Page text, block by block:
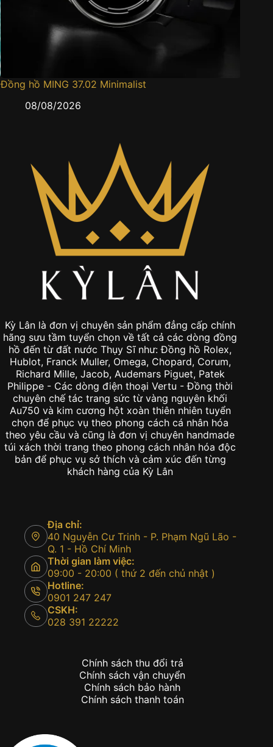
Đồng hồ MING 37.02 Minimalist
08/08/2026
Kỳ Lân là đơn vị chuyên sản phẩm đẳng cấp chính
hãng sưu tầm tuyển chọn về tất cả các dòng đồng
hồ đến từ đất nước Thụy Sĩ như: Đồng hồ Rolex,
Hublot, Franck Muller, Omega, Chopard, Corum,
Richard Mille, Jacob, Audemars Piguet, Patek
Philippe - Các dòng điện thoại Vertu - Đồng thời
chuyên chế tác trang sức từ vàng nguyên khối
Au750 và kim cương hột xoàn thiên nhiên tuyển
chọn để phục vụ theo phong cách cá nhân hóa
theo yêu cầu và cũng là đơn vị chuyên handmade
túi xách thời trang theo phong cách nhân hóa độc
bản để phục vụ sở thích và cảm xúc đến từng
khách hàng của Kỳ Lân
Địa chỉ:
40 Nguyễn Cư Trinh - P. Phạm Ngũ Lão -
Q. 1 - Hồ Chí Minh
Thời gian làm việc:
09:00 - 20:00 ( thứ 2 đến chủ nhật )
Hotline:
0901 247 247
CSKH:
028 391 22222
Chính sách thu đổi trả
Chính sách vận chuyển
Chính sách bảo hành
Chính sách thanh toán